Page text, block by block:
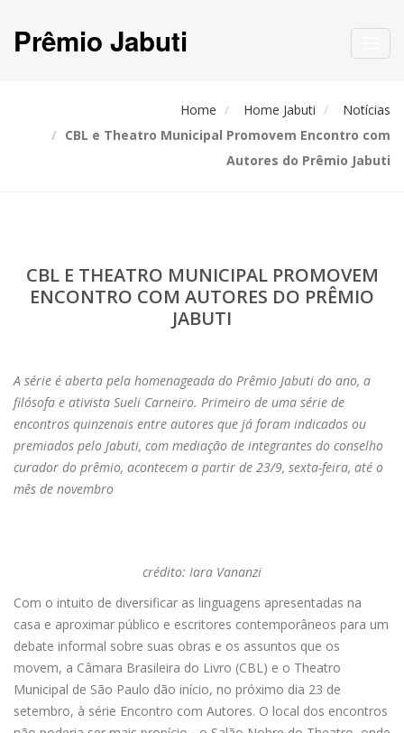
Prêmio Jabuti
Home Home Jabuti
Notícias
CBL e Theatro Municipal Promovem Encontro com
Autores do Prêmio Jabuti
CBL E THEATRO MUNICIPAL PROMOVEM
ENCONTRO COM AUTORES DO PRÊMIO
JABUTI
A série é aberta pela homenageada do Prêmio Jabuti do ano, a
filósofa e ativista Sueli Carneiro. Primeiro de uma série de
encontros quinzenais entre autores que já foram indicados ou
premiados pelo Jabuti, com mediação de integrantes do conselho
curador do prêmio, acontecem a partir de 23/9, sexta-feira, até o
mês de novembro
crédito: Iara Vananzi
Com o intuito de diversificar as linguagens apresentadas na
casa e aproximar público e escritores contemporâneos para um
debate informal sobre suas obras e os assuntos que os
movem, a Câmara Brasileira do Livro (CBL) e o Theatro
Municipal de São Paulo dão início, no próximo dia 23 de
setembro, à série Encontro com Autores. O local dos encontros